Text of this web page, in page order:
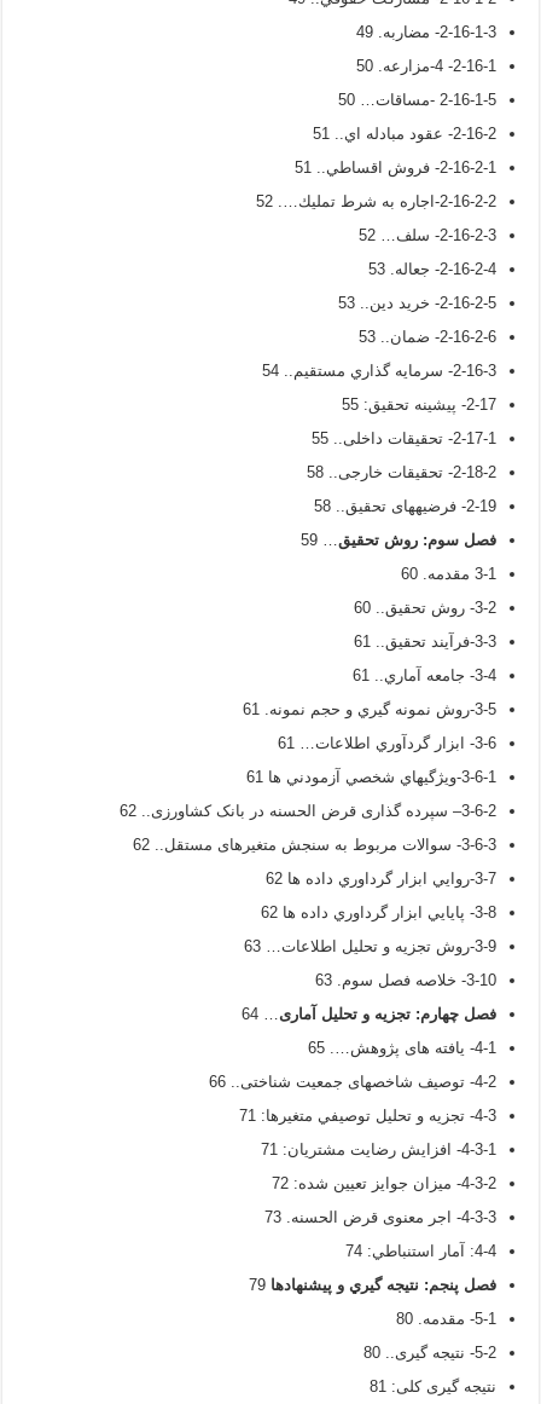
2-16-1-3- مضاربه. 49
2-16-1- 4-مزارعه. 50
2-16-1-5 -مساقات… 50
2-16-2- عقود مبادله اي.. 51
2-16-2-1- فروش اقساطي.. 51
2-16-2-2-اجاره به شرط تمليك…. 52
2-16-2-3- سلف… 52
2-16-2-4- جعاله. 53
2-16-2-5- خريد دين.. 53
2-16-2-6- ضمان.. 53
2-16-3- سرمايه گذاري مستقيم.. 54
2-17- پیشینه تحقیق: 55
2-17-1- تحقیقات داخلی.. 55
2-18-2- تحقیقات خارجی.. 58
2-19- فرضیه­های تحقیق.. 58
فصل سوم: روش تحقیق… 59
3-1 مقدمه. 60
3-2- روش تحقيق.. 60
3-3-فرآيند تحقيق.. 61
3-4- جامعه آماري.. 61
3-5-روش نمونه گيري و حجم نمونه. 61
3-6- ابزار گردآوري اطلاعات… 61
3-6-1-ويژگيهاي شخصي آزمودني ها 61
3-6-2– سپرده گذاری قرض الحسنه در بانک کشاورزی.. 62
3-6-3- سوالات مربوط به سنجش متغیرهای مستقل.. 62
3-7-روايي ابزار گرداوري داده ها 62
3-8- پايايي ابزار گرداوري داده ها 62
3-9-روش تجزيه و تحليل اطلاعات… 63
3-10- خلاصه فصل سوم. 63
فصل چهارم: تجزیه و تحلیل آماری… 64
4-1- یافته های پژوهش…. 65
4-2- توصیف شاخصهای جمعیت شناختی.. 66
4-3- تجزيه و تحليل توصيفي متغيرها: 71
4-3-1- افزایش رضایت مشتریان: 71
4-3-2- میزان جوایز تعیین شده: 72
4-3-3- اجر معنوی قرض الحسنه. 73
4-4: آمار استنباطي: 74
فصل پنجم: نتيجه گيري و پيشنهادها 79
5-1- مقدمه. 80
5-2- نتیجه گیری.. 80
نتیجه گیری کلی: 81